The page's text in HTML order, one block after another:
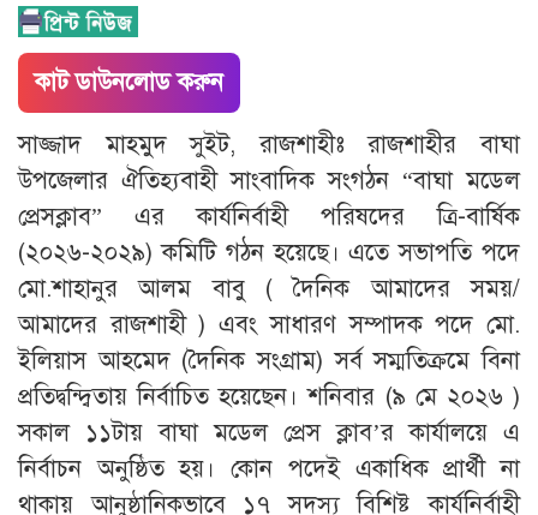
কাট ডাউনলোড করুন
সাজ্জাদ মাহমুদ সুইট, রাজশাহীঃ রাজশাহীর বাঘা
উপজেলার ঐতিহ্যবাহী সাংবাদিক সংগঠন “বাঘা মডেল
প্রেসক্লাব” এর কার্যনির্বাহী পরিষদের ত্রি-বার্ষিক
(২০২৬-২০২৯) কমিটি গঠন হয়েছে। এতে সভাপতি পদে
মো.শাহানুর আলম বাবু ( দৈনিক আমাদের সময়/
আমাদের রাজশাহী ) এবং সাধারণ সম্পাদক পদে মো.
ইলিয়াস আহমেদ (দৈনিক সংগ্রাম) সর্ব সম্মতিক্রমে বিনা
প্রতিদ্বন্দ্বিতায় নির্বাচিত হয়েছেন। শনিবার (৯ মে ২০২৬ )
সকাল ১১টায় বাঘা মডেল প্রেস ক্লাব’র কার্যালয়ে এ
নির্বাচন অনুষ্ঠিত হয়। কোন পদেই একাধিক প্রার্থী না
থাকায় আনুষ্ঠানিকভাবে ১৭ সদস্য বিশিষ্ট কার্যনির্বাহী